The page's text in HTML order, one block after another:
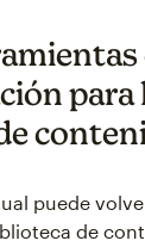
para
puede
de